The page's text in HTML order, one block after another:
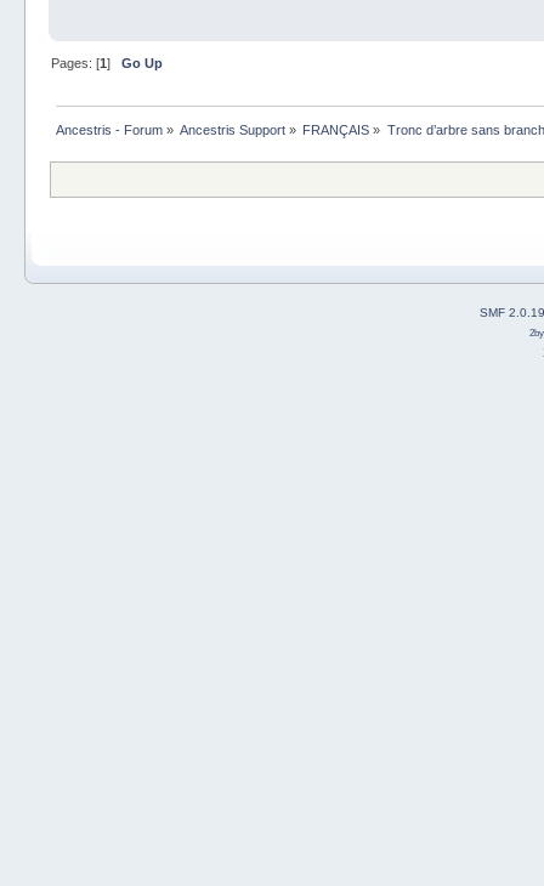
Pages: [1] Go Up
Ancestris - Forum» Ancestris Support » FRANÇAIS » Tronc d’arbre sans
SMF 2.0.19